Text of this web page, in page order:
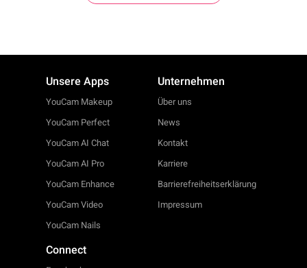
Unsere Apps
YouCam Makeup
YouCam Perfect
YouCam AI Chat
YouCam AI Pro
YouCam Enhance
YouCam Video
YouCam Nails
Unternehmen
Über uns
News
Kontakt
Karriere
Barrierefreiheitserklärung
Impressum
Connect